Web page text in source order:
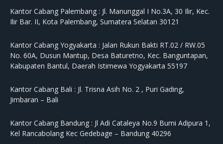
Kantor Cabang Palembang : Jl. Manunggal I No.3A, 30 Ilir, Kec.
Ilir Bar. II, Kota Palembang, Sumatera Selatan 30121
Kantor Cabang Yogyakarta : Jalan Rukun Bakti RT.02 / RW.05
No. 60A, Dusun Mantup, Desa Baturetno, Kec. Banguntapan,
Kabupaten Bantul, Daerah Istimewa Yogyakarta 55197
Kantor Cabang Bali : Jl. Trisna Asih No. 2 , Puri Gading,
Jimbaran – Bali
Kantor Cabang Bandung : Jl Adi Cataleya No.9 Bumi Adipura 1,
Kel Rancabolang Kec Gedebage – Bandung 40296